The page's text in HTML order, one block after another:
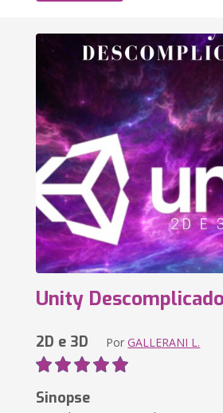
Unity Descomplicado
2D e 3D PorGALLERANI L.
Sinopse